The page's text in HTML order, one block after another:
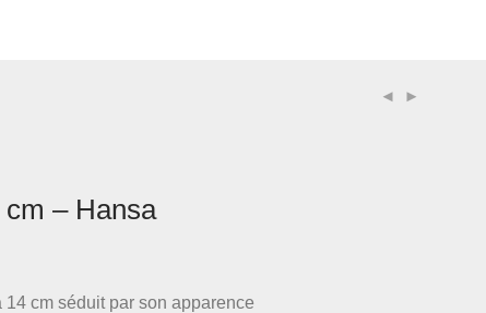
– Hansa
14 cm séduit par son apparence